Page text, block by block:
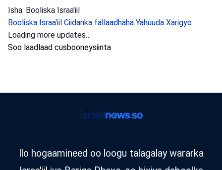
Isha: Booliska Israa'iil
Booliska Israa'iil Ciidanka fallaadhaha Yahuuda Xarigyo
Loading more updates…
Soo laadlaad cusbooneysiinta
Ilo hogaamineed oo loogu talagalay wararka